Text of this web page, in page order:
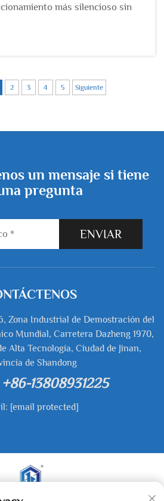
más silencioso sin
lo que impulsa la
avanzadas de movimiento de
los sopladores de
2 3 4 5 Siguiente
un mensaje si tiene
pregunta
ENVIAR
Zona Industrial de Demostración del
Mundial, Carretera Dazheng 1970,
Alta Tecnología, Ciudad de Jinan,
de Shandong
+86-13808931225
[email protected]